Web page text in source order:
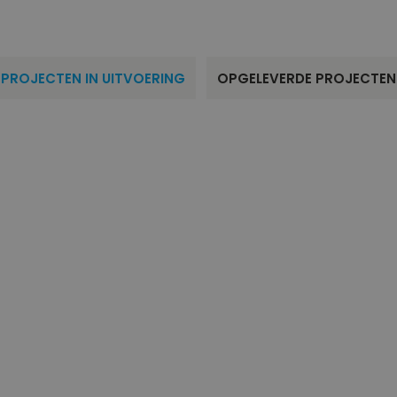
PROJECTEN IN UITVOERING OPGELEVERDE PROJECTEN